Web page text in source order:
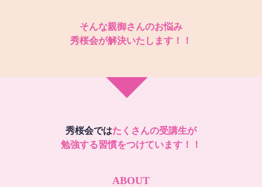
そんな親御さんのお悩み
秀桜会が解決いたします！！
秀桜会ではたくさんの受講生が
勉強する習慣をつけています！！
ABOUT